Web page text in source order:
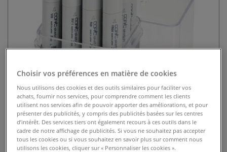
Choisir vos préférences en matière de cookies
Nous utilisons des cookies et des outils similaires pour faciliter vos
achats, fournir nos services, pour comprendre comment les clients
utilisent nos services afin de pouvoir apporter des améliorations, et pour
présenter des publicités, y compris des publicités basées sur les centres
d’intérêt. Des services tiers ont également recours à ces outils dans le
cadre de notre affichage de publicités. Si vous ne souhaitez pas accepter
tous les cookies ou si vous souhaitez en savoir plus sur comment nous
utilisons les cookies, cliquer sur « Personnaliser les cookies ».